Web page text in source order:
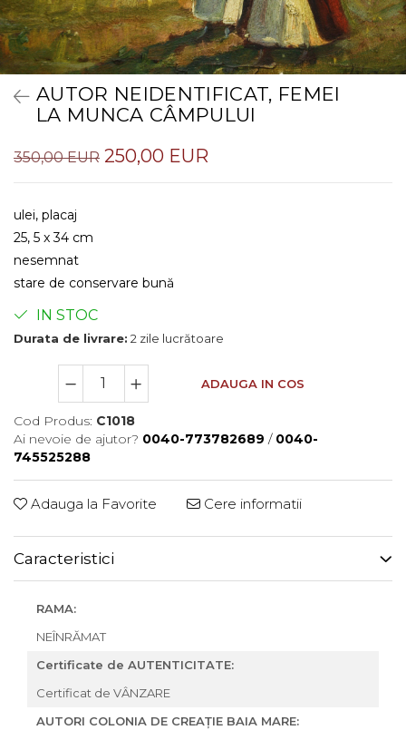
AUTOR NEIDENTIFICAT, FEMEI
LA MUNCA CÂMPULUI
350,00 EUR 250,00 EUR
ulei, placaj
25, 5 x 34 cm
nesemnat
stare de conservare bună
IN STOC
Durata de livrare: 2 zile lucrătoare
ADAUGA IN COS
Cod Produs: C1018
Ai nevoie de ajutor? 0040-773782689 / 0040-
745525288
Adauga la Favorite Cere informatii
Caracteristici
RAMA:
NEÎNRĂMAT
Certificate de AUTENTICITATE:
Certificat de VÂNZARE
AUTORI COLONIA DE CREAȚIE BAIA MARE: